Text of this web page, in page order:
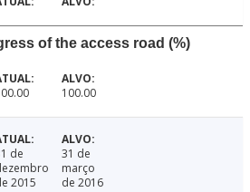
of the access road (%)
100.00
de
2015
31 de
março
de 2016